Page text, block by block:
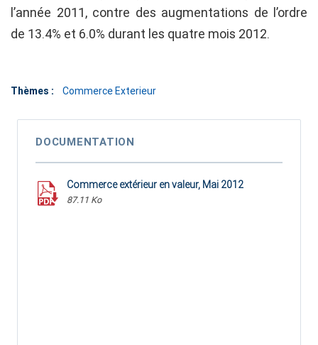
l’année 2011, contre des augmentations de l’ordre
de 13.4% et 6.0% durant les quatre mois 2012.
Thèmes : Commerce Exterieur
DOCUMENTATION
Commerce extérieur en valeur, Mai 2012
87.11 Ko